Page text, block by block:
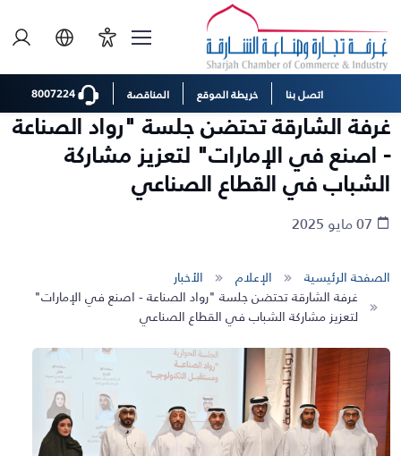
اتصل بنا خريطة الموقع المناقصة
غرفة الشارقة تحتضن جلسة "رواد الصناعة
- اصنع في الإمارات" لتعزيز مشاركة
الشباب في القطاع الصناعي
الصفحة الرئيسية الإعلام
الأخبار
غرفة الشارقة تحتضن جلسة "رواد الصناعة - اصنع في الإمارات"
لتعزيز مشاركة الشباب في القطاع الصناعي